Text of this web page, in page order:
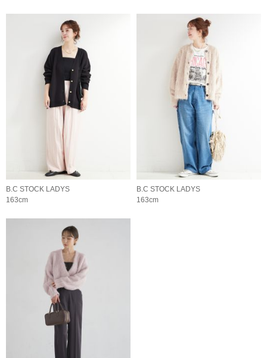
B.C STOCK LADYS
163cm
B.C STOCK LADYS
163cm